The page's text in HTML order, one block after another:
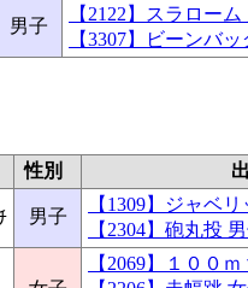
男子
【2122】スラロ
【3307】ビーン
性別
男子
【1309】ジャ
【2304】砲丸
【2069】１０